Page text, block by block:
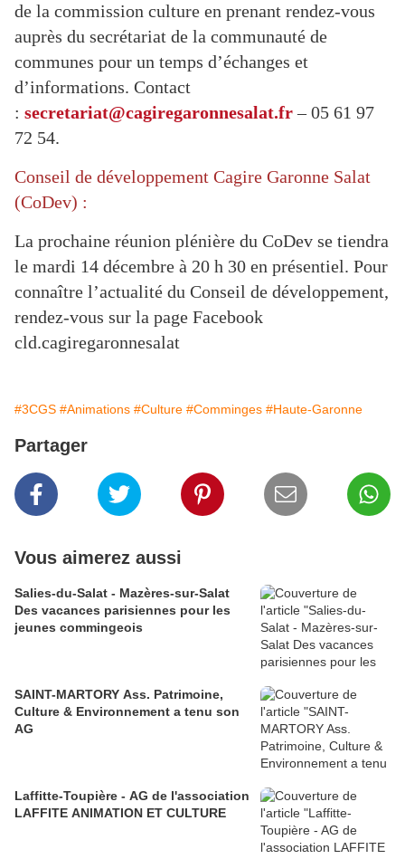
de la commission culture en prenant rendez-vous
auprès du secrétariat de la communauté de
communes pour un temps d’échanges et
d’informations. Contact
: secretariat@cagiregaronnesalat.fr– 05 61 97
72 54.
Conseil de développement Cagire Garonne Salat
(CoDev) :
La prochaine réunion plénière du CoDev se tiendra
le mardi 14 décembre à 20 h 30 en présentiel. Pour
connaître l’actualité du Conseil de développement,
rendez-vous sur la page Facebook
cld.cagiregaronnesalat
#3CGS #Animations #Culture #Comminges #Haute-Garonne
Partager
Vous aimerez aussi
Salies-du-Salat - Mazères-sur-Salat
Des vacances parisiennes pour les
jeunes commingeois
SAINT-MARTORY Ass. Patrimoine,
Culture & Environnement a tenu son
AG
Laffitte-Toupière - AG de l'association
LAFFITE ANIMATION ET CULTURE